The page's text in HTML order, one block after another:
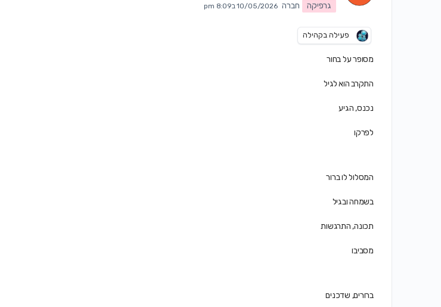
גרפיקה
חברה 10/05/2026 ב8:09 pm
פעילה בקהילה
מסופר על בחור
התקרב הוא לגיל
נכנס, הגיע
לפרקו
המסלול לו ברור
בשמחה ובגיל
תכונה, התרגשות
מסביבו
ברורים, שדכנים